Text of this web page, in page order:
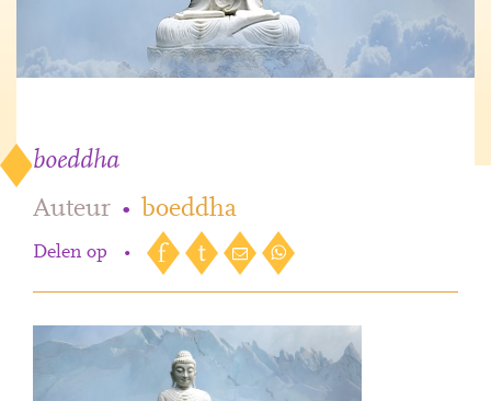
boeddha
Auteur • boeddha
Delen op •